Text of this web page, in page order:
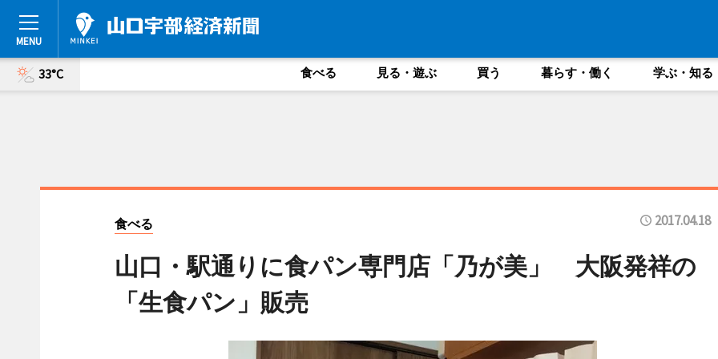
33°C 食べる 見る・遊ぶ 買う 暮らす・働く 学ぶ・知る
食べる 2017.04.18
山口・駅通りに食パン専門店「乃が美」 大阪発祥の
「生食パン」販売